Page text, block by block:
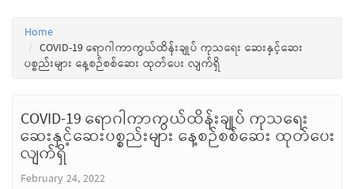
Home
COVID-19 ရောဂါကာကွယ်ထိန်းချုပ် ကုသရေး ဆေးနှင့်ဆေး
ပစ္စည်းများ နေ့စဉ်စစ်ဆေး ထုတ်ပေး လျက်ရှိ
COVID-19 ရောဂါကာကွယ်ထိန်းချုပ် ကုသရေး
ဆေးနှင့်ဆေးပစ္စည်းများ နေ့စဉ်စစ်ဆေး ထုတ်ပေး
လျက်ရှိ
February 24, 2022